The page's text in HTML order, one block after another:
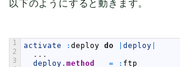
以下のようにすると動きます。
1
2
3
activate : deploy do deploy
. . .
deploy . method = : ftp